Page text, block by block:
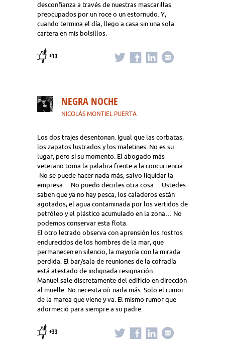
desconfianza a través de nuestras mascarillas
preocupados por un roce o un estornudo. Y,
cuando termina el día, llego a casa sin una sola
cartera en mis bolsillos.
+13
NEGRA NOCHE
NICOLÁS MONTIEL PUERTA
Los dos trajes desentonan. Igual que las corbatas,
los zapatos lustrados y los maletines. No es su
lugar, pero sí su momento. El abogado más
veterano toma la palabra frente a la concurrencia:
-No se puede hacer nada más, salvo liquidar la
empresa… No puedo decirles otra cosa… Ustedes
saben que ya no hay pesca, los caladeros están
agotados, el agua contaminada por los vertidos de
petróleo y el plástico acumulado en la zona… No
podemos conservar esta flota.
El otro letrado observa con aprensión los rostros
endurecidos de los hombres de la mar, que
permanecen en silencio, la mayoría con la mirada
perdida. El bar/sala de reuniones de la cofradía
está atestado de indignada resignación.
Manuel sale discretamente del edificio en dirección
al muelle. No necesita oír nada más. Solo el rumor
de la marea que viene y va. El mismo rumor que
adormeció para siempre a su padre.
+33